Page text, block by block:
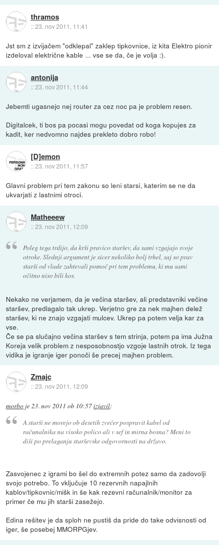
thramos
::23. nov 2011, 11:41
Jst sm z izvijačem "odklepal" zaklep tipkovnice, iz kita Elektro pionir
izdeloval električne kable ... vse se da, če je volja :).
antonija
::23. nov 2011, 11:44
Jebemti ugasnejo nej router za cez noc pa je problem resen.
Digitalcek, ti bos pa pocasi mogu povedat od koga kopujes za
kadit, ker nedvomno najdes prekleto dobro robo!
[D]emon
::23. nov 2011, 11:57
Glavni problem pri tem zakonu so leni starsi, katerim se ne da
ukvarjati z lastnimi otroci.
Matheeew
::23. nov 2011, 12:09
Poleg tega trdijo, da krši pravico staršev, da sami vzgajajo svoje
otroke. Slednji argument je sicer nekoliko bolj trhel, saj so prav
starši od vlade zahtevali pomoč pri tem problemu, ki mu sami
očitno niso bili kos.
Nekako ne verjamem, da je večina staršev, ali predstavniki večine
staršev, predlagalo tak ukrep. Verjetno gre za nek majhen delež
staršev, ki ne znajo vzgajati mulcev. Ukrep pa potem velja kar za
vse.
Če se pa slučajno večina staršev s tem strinja, potem pa ima Južna
Koreja velik problem z nesposobnostjo vzgoje lastnih otrok. Iz tega
vidika je igranje iger ponoči še precej majhen problem.
Zmajc
::23. nov 2011, 12:09
morbo je23. nov 2011 ob 10:57izjavil:
A starši ne morejo ob desetih zvečer pospravit kabel od
računalnika na visoko polico ali v sef in mirna bosna? Meni to
diši po prelaganju starševske odgovornosti na državo.
Zasvojenec z igrami bo šel do extremnih potez samo da zadovolji
svojo potrebo. To vključuje 10 rezervnih napajlnih
kablov/tipkovnic/mišk in še kak rezevni računalnik/monitor za
primer če mu jih starši zasežejo.
Edina rešitev je da sploh ne pustiš da pride do take odvisnosti od
iger, še posebej MMORPGjev.